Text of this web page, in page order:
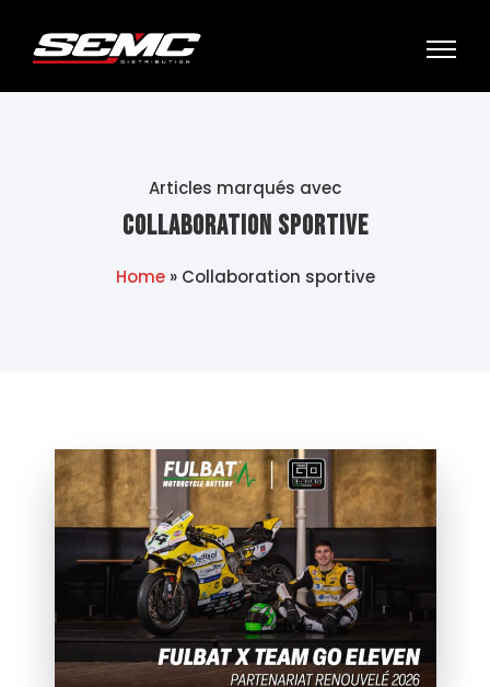
Articles marqués avec
Collaboration sportive
Home» Collaboration sportive